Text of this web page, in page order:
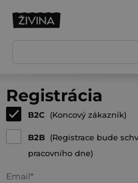
Registrácia
B2C (Koncový zákazník)
B2B (Registrace bude
pracovního dne)
Email